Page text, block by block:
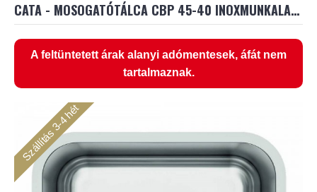
CATA - MOSOGATÓTÁLCA CBP 45-40 INOXMUNKALAP ALÁ SZERELHETŐ
A feltüntetett árak alanyi adómentesek, áfát nem
tartalmaznak.
Szállítás 3-4 hét